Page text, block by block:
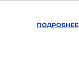
ПОДРОБНЕЕ